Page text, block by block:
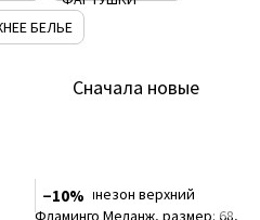
БЕЛЬЕ
Сначала новые
−10%